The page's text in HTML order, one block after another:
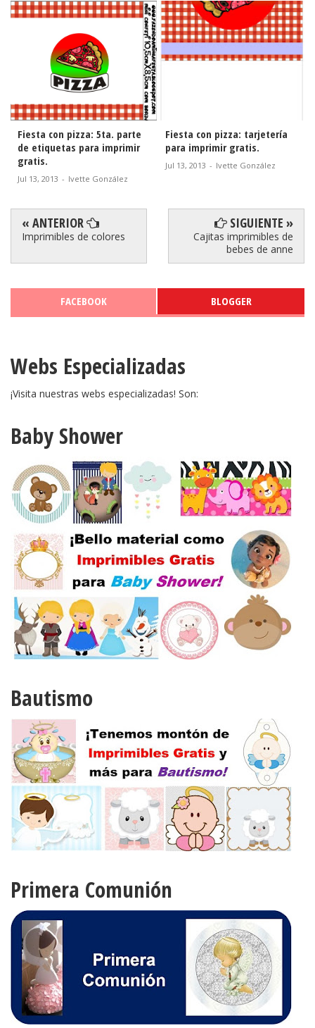
Fiesta con pizza: 5ta. parte
de etiquetas para imprimir
gratis.
Jul 13, 2013 - Ivette González
Fiesta con pizza: tarjetería
para imprimir gratis.
Jul 13, 2013 - Ivette González
« ANTERIOR
Imprimibles de colores
SIGUIENTE »
Cajitas imprimibles de
bebes de anne
FACEBOOK BLOGGER
Webs Especializadas
¡Visita nuestras webs especializadas! Son:
Baby Shower
Bautismo
Primera Comunión